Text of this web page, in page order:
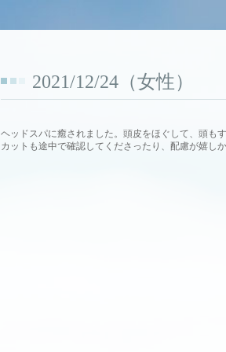
2021/12/24（女性）
ヘッドスパに癒されました。頭皮をほぐして、頭も
カットも途中で確認してくださったり、配慮が嬉し